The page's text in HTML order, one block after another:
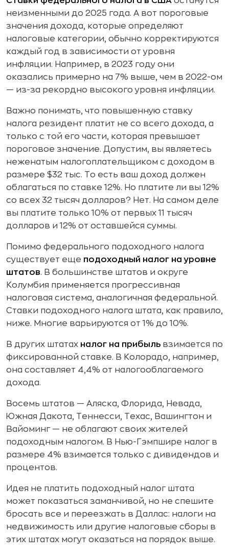
неизменными до 2025 года. А вот пороговые
значения дохода, которые определяют
налоговые категории, обычно корректируются
каждый год в зависимости от уровня
инфляции. Например, в 2023 году они
оказались примерно на 7% выше, чем в 2022-ом
— из-за рекордно высокого уровня инфляции.
Важно понимать, что повышенную ставку
налога резидент платит не со всего дохода, а
только с той его части, которая превышает
пороговое значение. Допустим, вы являетесь
неженатым налогоплательщиком с доходом в
размере $32 тыс. То есть ваш доход должен
облагаться по ставке 12%. Но платите ли вы 12%
со всех 32 тысяч долларов? Нет. На самом деле
вы платите только 10% от первых 11 тысяч
долларов и 12% от оставшейся суммы.
Помимо федерального подоходного налога
существует еще подоходный налог на уровне
штатов. В большинстве штатов и округе
Колумбия применяется прогрессивная
налоговая система, аналогичная федеральной.
Ставки подоходного налога штата, как правило,
ниже. Многие варьируются от 1% до 10%.
В других штатах налог на прибыль взимается по
фиксированной ставке. В Колорадо, например,
она составляет 4,4% от налогооблагаемого
дохода.
Восемь штатов — Аляска, Флорида, Невада,
Южная Дакота, Теннесси, Техас, Вашингтон и
Вайоминг — не облагают своих жителей
подоходным налогом. В Нью-Гэмпшире налог в
размере 4% взимается только с дивидендов и
процентов.
Идея не платить подоходный налог штата
может показаться заманчивой, но не спешите
бросать все и переезжать в Даллас: налоги на
недвижимость или другие налоговые сборы в
этих штатах могут оказаться на порядок выше.